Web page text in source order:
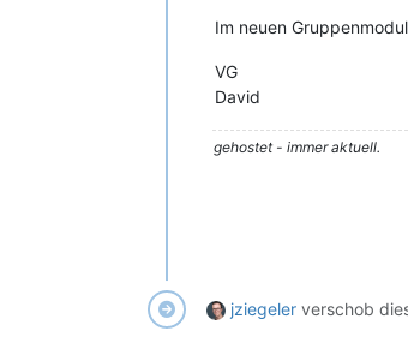
Im neuen
VG
David
gehostet - immer aktuell.
jziegeler verschob